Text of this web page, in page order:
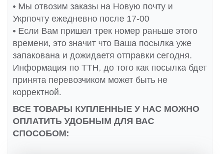
• Мы отвозим заказы на Новую почту и
Укрпочту ежедневно после 17-00
• Если Вам пришел трек номер раньше этого
времени, это значит что Ваша посылка уже
запакована и дожидаетя отправки сегодня.
Информация по ТТН, до того как посылка бдет
принята перевозчиком может быть не
корректной.
ВСЕ ТОВАРЫ КУПЛЕННЫЕ У НАС МОЖНО
ОПЛАТИТЬ УДОБНЫМ ДЛЯ ВАС
СПОСОБОМ: